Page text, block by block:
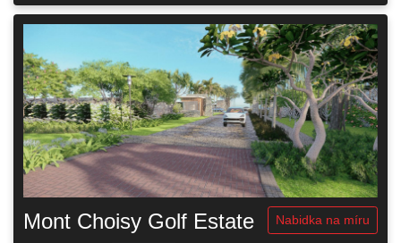
Mont Choisy Golf Estate Nabidka na míru